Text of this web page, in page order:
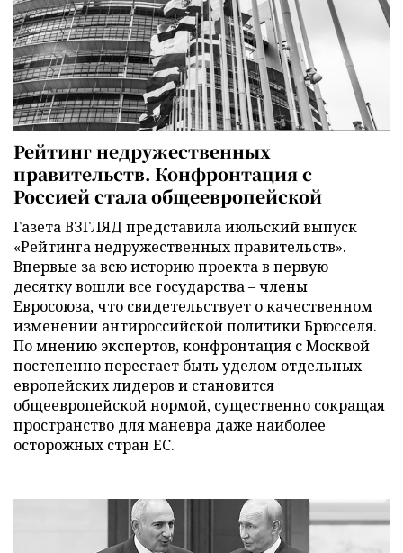
Рейтинг недружественных
правительств. Конфронтация с
Россией стала общеевропейской
Газета ВЗГЛЯД представила июльский выпуск
«Рейтинга недружественных правительств».
Впервые за всю историю проекта в первую
десятку вошли все государства – члены
Евросоюза, что свидетельствует о качественном
изменении антироссийской политики Брюсселя.
По мнению экспертов, конфронтация с Москвой
постепенно перестает быть уделом отдельных
европейских лидеров и становится
общеевропейской нормой, существенно сокращая
пространство для маневра даже наиболее
осторожных стран ЕС.